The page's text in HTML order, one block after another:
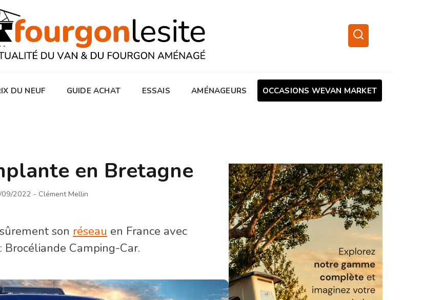
DU NEUF GUIDE ACHAT ESSAIS AMÉNAGEURS OCCASIONS WEVAN MARKET
en Bretagne
09/2022 - Clément Mellin
son réseau en France avec
Camping-Car.